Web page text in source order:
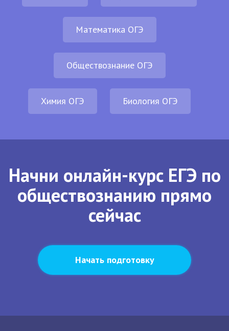
Математика ОГЭ
Обществознание ОГЭ
Химия ОГЭ Биология ОГЭ
Начни онлайн-курс ЕГЭ по
обществознанию прямо
сейчас
Начать подготовку